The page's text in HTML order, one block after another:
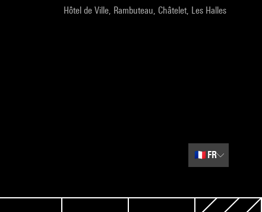
Hôtel de Ville, Rambuteau, Châtelet, Les Halles
🇫🇷 FR